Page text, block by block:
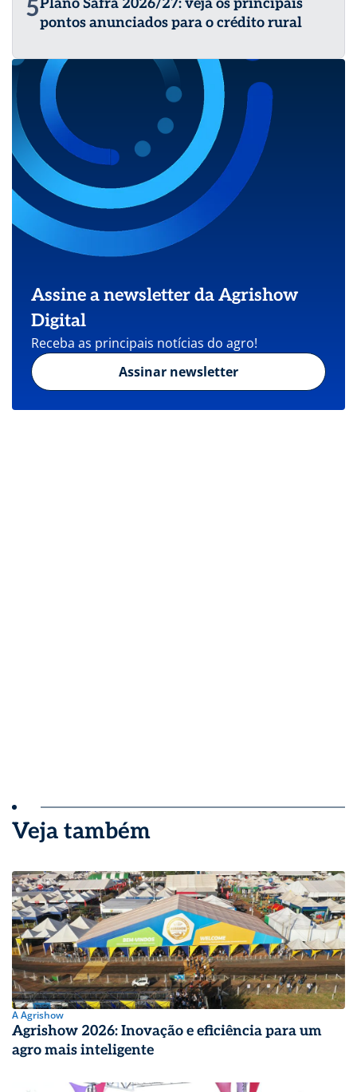
5Plano Safra 2026/27: veja os principais
pontos anunciados para o crédito rural
Assine a newsletter da Agrishow
Digital
Receba as principais notícias do agro!
Assinar newsletter
Veja também
A Agrishow
Agrishow 2026: Inovação e eficiência para um
agro mais inteligente